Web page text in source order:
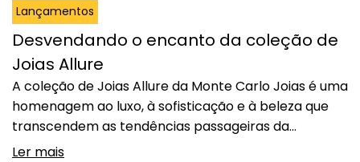
Lançamentos
Desvendando o encanto da coleção de
Joias Allure
A coleção de Joias Allure da Monte Carlo Joias é uma
homenagem ao luxo, à sofisticação e à beleza que
transcendem as tendências passageiras da
moda. Com uma técnica clássica de pavê de
Ler mais